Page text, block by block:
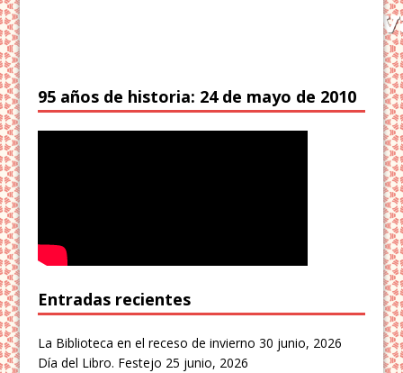
95 años de historia: 24 de mayo de 2010
Entradas recientes
La Biblioteca en el receso de invierno 30 junio, 2026
Día del Libro. Festejo 25 junio, 2026